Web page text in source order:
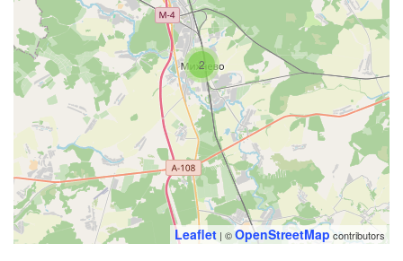
2
Leaflet | ©OpenStreetMap contributors